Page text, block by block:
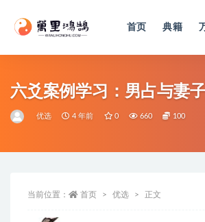
首页 典籍
六爻案例学习：男占与妻
优选 4 年前 0 660 100
当前位置： 首页 优选 正文